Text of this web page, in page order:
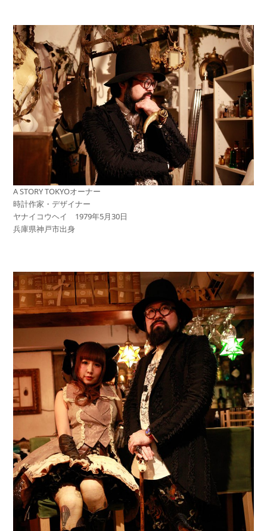
A STORY TOKYOオーナー
時計作家・デザイナー
ヤナイコウヘイ 1979年5月30日
兵庫県神戸市出身